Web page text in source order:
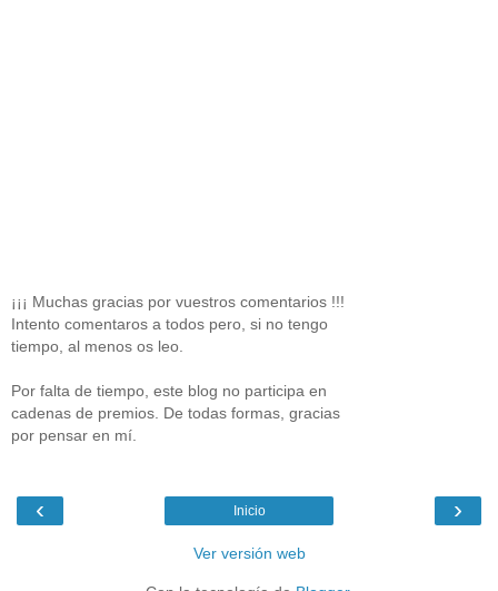
¡¡¡ Muchas gracias por vuestros comentarios !!!
Intento comentaros a todos pero, si no tengo
tiempo, al menos os leo.
Por falta de tiempo, este blog no participa en
cadenas de premios. De todas formas, gracias
por pensar en mí.
‹ ›
Inicio
Ver versión web